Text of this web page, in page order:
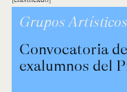
Grupos Artísticos
Convocatoria
exalumnos del